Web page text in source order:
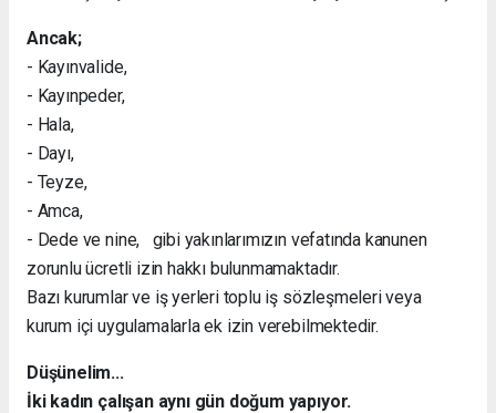
Ancak;
- Kayınvalide,
- Kayınpeder,
- Hala,
- Dayı,
- Teyze,
- Amca,
- Dede ve nine, gibi yakınlarımızın vefatında kanunen
zorunlu ücretli izin hakkı bulunmamaktadır.
Bazı kurumlar ve iş yerleri toplu iş sözleşmeleri veya
kurum içi uygulamalarla ek izin verebilmektedir.
Düşünelim...
İki kadın çalışan aynı gün doğum yapıyor.